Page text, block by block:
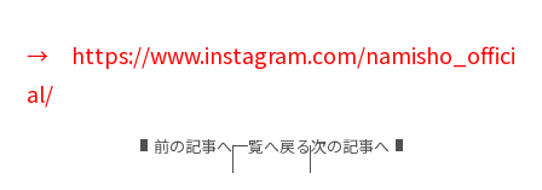
→ https://www.instagram.com/namisho_offici
al/
前の記事へ一覧へ戻る次の記事へ